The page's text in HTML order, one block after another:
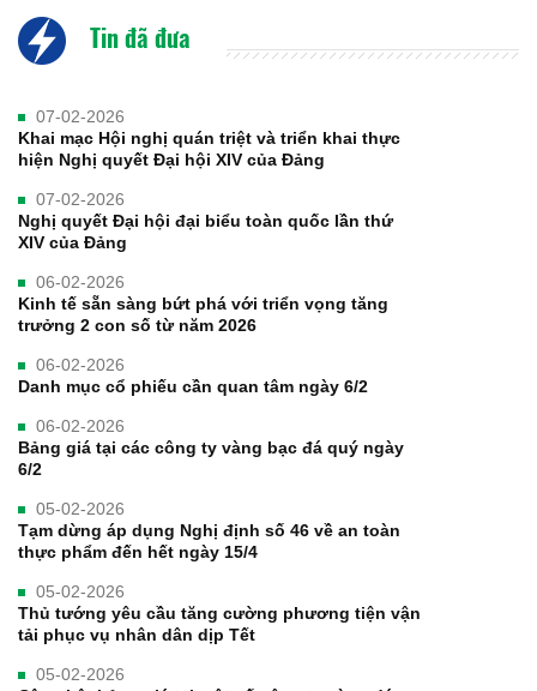
Tin đã đưa
07-02-2026
Khai mạc Hội nghị quán triệt và triển khai thực
hiện Nghị quyết Đại hội XIV của Đảng
07-02-2026
Nghị quyết Đại hội đại biểu toàn quốc lần thứ
XIV của Đảng
06-02-2026
Kinh tế sẵn sàng bứt phá với triển vọng tăng
trưởng 2 con số từ năm 2026
06-02-2026
Danh mục cổ phiếu cần quan tâm ngày 6/2
06-02-2026
Bảng giá tại các công ty vàng bạc đá quý ngày
6/2
05-02-2026
Tạm dừng áp dụng Nghị định số 46 về an toàn
thực phẩm đến hết ngày 15/4
05-02-2026
Thủ tướng yêu cầu tăng cường phương tiện vận
tải phục vụ nhân dân dịp Tết
05-02-2026